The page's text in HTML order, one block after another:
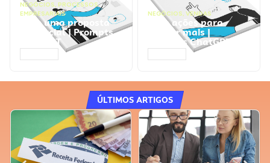
NEGÓCIOS, PROCESSOS
EMPRESARIAIS
Faça uma proposta
comercial | Prompts
ChatGPT
NEGÓCIOS, VENDAS
Faça ações para
vender mais |
Prompts ChatGPT
ÚLTIMOS ARTIGOS